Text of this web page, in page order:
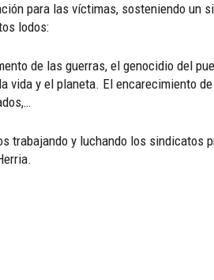
para las víctimas, sosteniendo un
lodos:
de las guerras, el genocidio del
vida y el planeta. El encarecimiento
trabajando y luchando los sindicatos